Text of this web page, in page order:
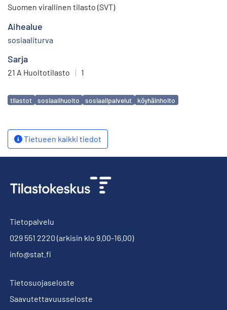
Suomen virallinen tilasto (SVT)
Aihealue
sosiaaliturva
Sarja
21 A Huoltotilasto | 1
Avainsanat
tilastot sosiaalihuolto sosiaalipalvelut köyhäinhoito
Tietueen kaikki tiedot
Tietopalvelu
029 551 2220 (arkisin klo 9.00-16.00)
info@stat.fi
Tietosuojaseloste
Saavutettavuusseloste